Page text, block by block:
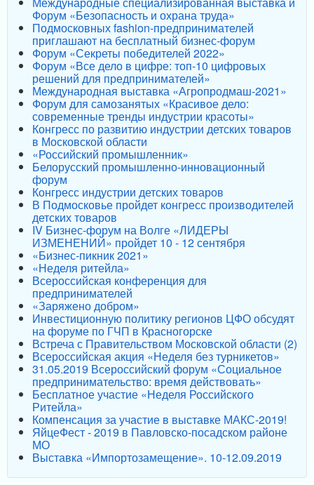
Форум «Безопасность и охрана труда»
Подмосковных fashion-предпринимателей
приглашают на бесплатный бизнес-форум
Форум «Секреты победителей 2022»
Форум «Все дело в цифре: топ-10 цифровых
решений для предпринимателей»
Международная выставка «Агропродмаш-2021»
Форум для самозанятых «Красивое дело:
современные тренды индустрии красоты»
Конгресс по развитию индустрии детских товаров
в Московской области
«Российский промышленник»
Белорусский промышленно-инновационный
форум
Конгресс индустрии детских товаров
В Подмосковье пройдет конгресс производителей
детских товаров
IV Бизнес-форум на Волге «ЛИДЕРЫ
ИЗМЕНЕНИЙ» пройдет 10 - 12 сентября
«Бизнес-пикник 2021»
«Неделя ритейла»
Всероссийская конференция для
предпринимателей
«Заряжено добром»
Инвестиционную политику регионов ЦФО обсудят
на форуме по ГЧП в Красногорске
Встреча с Правительством Московской области (2)
Всероссийская акция «Неделя без турникетов»
31.05.2019 Всероссийский форум «Социальное
предпринимательство: время действовать»
Бесплатное участие «Неделя Российского
Ритейла»
Компенсация за участие в выставке МАКС-2019!
ЯйцеФест - 2019 в Павловско-посадском районе
МО
Выставка «Импортозамещение». 10-12.09.2019